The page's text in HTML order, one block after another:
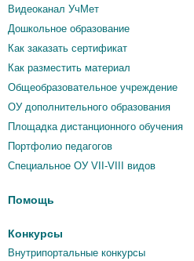
Видеоканал УчМет
Дошкольное образование
Как заказать сертификат
Как разместить материал
Общеобразовательное учреждение
ОУ дополнительного образования
Площадка дистанционного обучения
Портфолио педагогов
Специальное ОУ VII-VIII видов
Помощь
Конкурсы
Внутрипортальные конкурсы